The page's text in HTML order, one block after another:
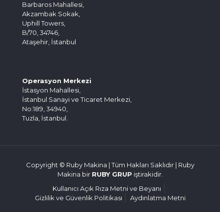
Barbaros Mahallesi,
Akzambak Sokak,
Uphill Towers,
B/70, 34746,
Ataşehir, İstanbul
Operasyon Merkezi
İstasyon Mahallesi,
İstanbul Sanayi ve Ticaret Merkezi,
No:189, 34940,
Tuzla, İstanbul.
Copyright © Ruby Makina | Tüm Hakları Saklıdır | Ruby
Makina bir RUBY GRUP iştirakidir.
Kullanıcı Açık Rıza Metni ve Beyanı
Gizlilik ve Güvenlik Politikası
Aydınlatma Metni